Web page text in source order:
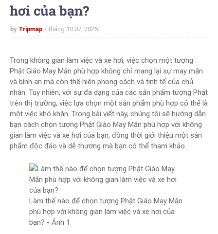
hơi của bạn?
by Tripmap tháng 10 07, 2025
Trong không gian làm việc và xe hơi, việc chọn một tượng
Phật Giáo May Mắn phù hợp không chỉ mang lại sự may mắn
và bình an mà còn thể hiện phong cách và tinh tế của chủ
nhân. Tuy nhiên, với sự đa dạng của các sản phẩm tượng Phật
trên thị trường, việc lựa chọn một sản phẩm phù hợp có thể là
một việc khó khăn. Trong bài viết này, chúng tôi sẽ hướng dẫn
bạn cách chọn tượng Phật Giáo May Mắn phù hợp với không
gian làm việc và xe hơi của bạn, đồng thời giới thiệu một sản
phẩm độc đáo và dễ thương mà bạn có thể tham khảo.
Làm thế nào để chọn tượng Phật Giáo May Mắn
phù hợp với không gian làm việc và xe hơi của
bạn? - Ảnh 1